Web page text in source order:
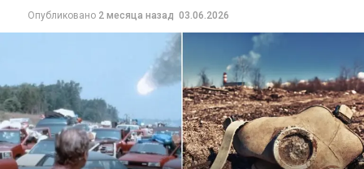
Опубликовано 2 месяца назад 03.06.2026